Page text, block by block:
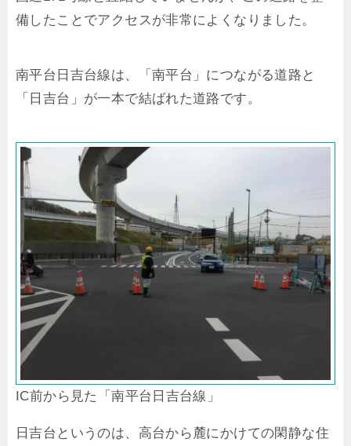
備したことでアクセスが非常によくなりました。
南平台日吉台線は、「南平台」につながる道路と
「日吉台」が一本で結ばれた道路です。
IC前から見た「南平台日吉台線」
日吉台というのは、高台から麓にかけての閑静な住